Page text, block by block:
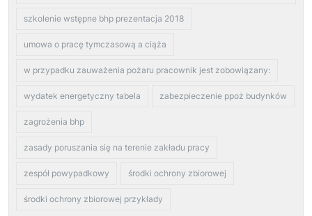
szkolenie wstępne bhp prezentacja 2018
umowa o pracę tymczasową a ciąża
w przypadku zauważenia pożaru pracownik jest zobowiązany:
wydatek energetyczny tabela zabezpieczenie ppoż budynków
zagrożenia bhp
zasady poruszania się na terenie zakładu pracy
zespół powypadkowy środki ochrony zbiorowej
środki ochrony zbiorowej przykłady